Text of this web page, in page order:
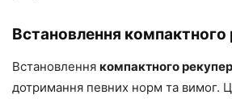
Встановлення компактного
Встановлення компактного
дотримання певних норм та вимог.